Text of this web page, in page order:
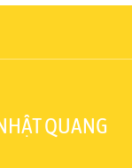
QUANG